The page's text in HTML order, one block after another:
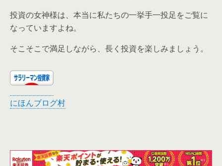
投資の女神様は、本当に私たちの一挙手一投足をご覧に
なっていますよね。
そこそこで満足しながら、長く投資を楽しみましょう。
にほんブログ村